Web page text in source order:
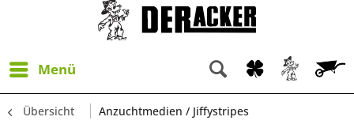
Menü
Übersicht Anzuchtmedien / Jiffystripes